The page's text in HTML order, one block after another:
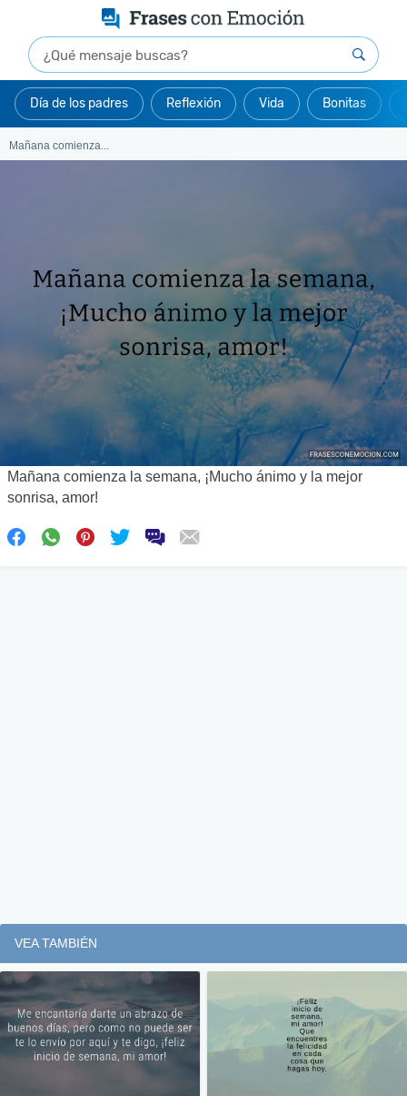
Día de los padres Reflexión Vida Bonitas
Mañana comienza...
Mañana comienza la semana, ¡Mucho ánimo y la mejor
sonrisa, amor!
VEA TAMBIÉN